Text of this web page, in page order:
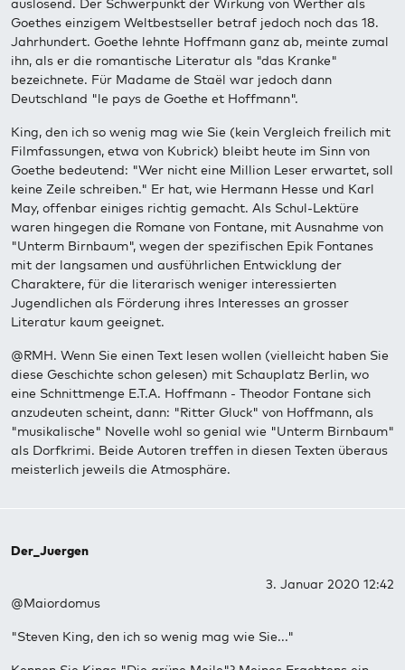
auslösend. Der Schwerpunkt der Wirkung von Werther als
Goethes einzigem Weltbestseller betraf jedoch noch das 18.
Jahrhundert. Goethe lehnte Hoffmann ganz ab, meinte zumal
ihn, als er die romantische Literatur als "das Kranke"
bezeichnete. Für Madame de Staël war jedoch dann
Deutschland "le pays de Goethe et Hoffmann".
King, den ich so wenig mag wie Sie (kein Vergleich freilich mit
Filmfassungen, etwa von Kubrick) bleibt heute im Sinn von
Goethe bedeutend: "Wer nicht eine Million Leser erwartet, soll
keine Zeile schreiben." Er hat, wie Hermann Hesse und Karl
May, offenbar einiges richtig gemacht. Als Schul-Lektüre
waren hingegen die Romane von Fontane, mit Ausnahme von
"Unterm Birnbaum", wegen der spezifischen Epik Fontanes
mit der langsamen und ausführlichen Entwicklung der
Charaktere, für die literarisch weniger interessierten
Jugendlichen als Förderung ihres Interesses an grosser
Literatur kaum geeignet.
@RMH. Wenn Sie einen Text lesen wollen (vielleicht haben Sie
diese Geschichte schon gelesen) mit Schauplatz Berlin, wo
eine Schnittmenge E.T.A. Hoffmann - Theodor Fontane sich
anzudeuten scheint, dann: "Ritter Gluck" von Hoffmann, als
"musikalische" Novelle wohl so genial wie "Unterm Birnbaum"
als Dorfkrimi. Beide Autoren treffen in diesen Texten überaus
meisterlich jeweils die Atmosphäre.
Der_Juergen
3. Januar 2020 12:42
@Maiordomus
"Steven King, den ich so wenig mag wie Sie..."